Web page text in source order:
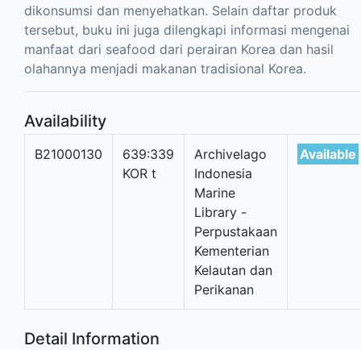
dikonsumsi dan menyehatkan. Selain daftar produk
tersebut, buku ini juga dilengkapi informasi mengenai
manfaat dari seafood dari perairan Korea dan hasil
olahannya menjadi makanan tradisional Korea.
Availability
B21000130
639:339
KOR t
Archivelago
Indonesia
Marine
Library -
Perpustakaan
Kementerian
Kelautan dan
Perikanan
Available
Detail Information